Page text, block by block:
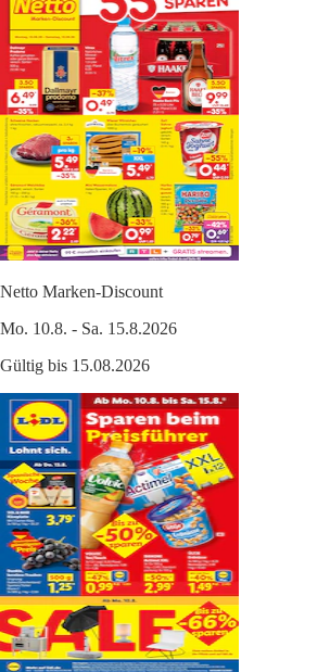
Netto Marken-Discount
Mo. 10.8. - Sa. 15.8.2026
Gültig bis 15.08.2026